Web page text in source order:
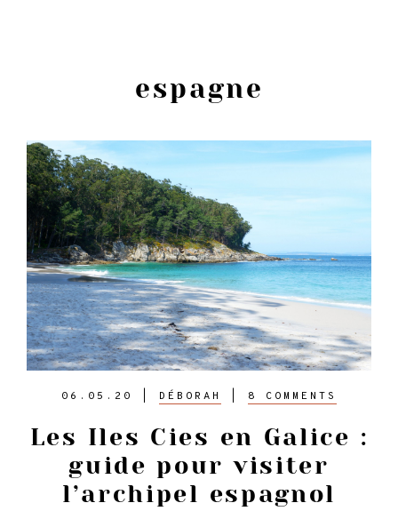
l'abeille
espagne
06.05.20 DÉBORAH 8 COMMENTS
Les Iles Cies en Galice :
guide pour visiter
l’archipel espagnol